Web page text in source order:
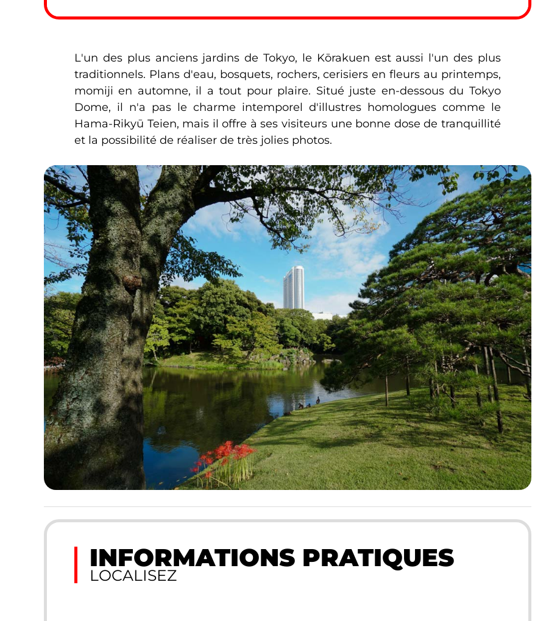
L'un des plus anciens jardins de Tokyo, le Kōrakuen est aussi l'un des plus
traditionnels. Plans d'eau, bosquets, rochers, cerisiers en fleurs au printemps,
momiji en automne, il a tout pour plaire. Situé juste en-dessous du Tokyo
Dome, il n'a pas le charme intemporel d'illustres homologues comme le
Hama-Rikyū Teien, mais il offre à ses visiteurs une bonne dose de tranquillité
et la possibilité de réaliser de très jolies photos.
INFORMATIONS PRATIQUES
LOCALISEZ